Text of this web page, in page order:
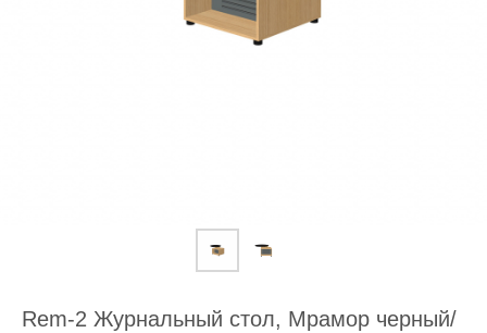
Rem-2 Журнальный стол, Мрамор черный/